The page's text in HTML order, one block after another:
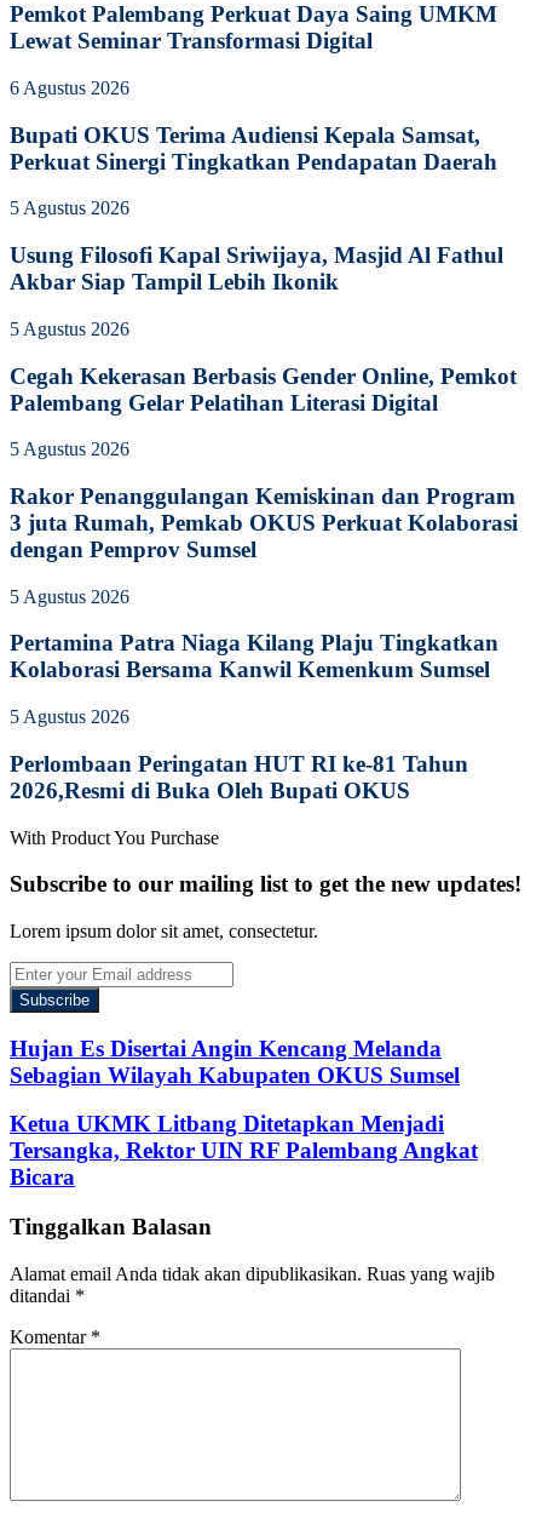
Pemkot Palembang Perkuat Daya Saing UMKM
Lewat Seminar Transformasi Digital
6 Agustus 2026
Bupati OKUS Terima Audiensi Kepala Samsat,
Perkuat Sinergi Tingkatkan Pendapatan Daerah
5 Agustus 2026
Usung Filosofi Kapal Sriwijaya, Masjid Al Fathul
Akbar Siap Tampil Lebih Ikonik
5 Agustus 2026
Cegah Kekerasan Berbasis Gender Online, Pemkot
Palembang Gelar Pelatihan Literasi Digital
5 Agustus 2026
Rakor Penanggulangan Kemiskinan dan Program
3 juta Rumah, Pemkab OKUS Perkuat Kolaborasi
dengan Pemprov Sumsel
5 Agustus 2026
Pertamina Patra Niaga Kilang Plaju Tingkatkan
Kolaborasi Bersama Kanwil Kemenkum Sumsel
5 Agustus 2026
Perlombaan Peringatan HUT RI ke-81 Tahun
2026,Resmi di Buka Oleh Bupati OKUS
With Product You Purchase
Subscribe to our mailing list to get the new updates!
Lorem ipsum dolor sit amet, consectetur.
Enter
your
Email
address
Hujan Es Disertai Angin Kencang Melanda
Sebagian Wilayah Kabupaten OKUS Sumsel
Ketua UKMK Litbang Ditetapkan Menjadi
Tersangka, Rektor UIN RF Palembang Angkat
Bicara
Tinggalkan Balasan
Alamat email Anda tidak akan dipublikasikan. Ruas yang wajib
ditandai *
Komentar *